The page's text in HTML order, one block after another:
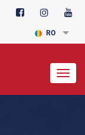
RO